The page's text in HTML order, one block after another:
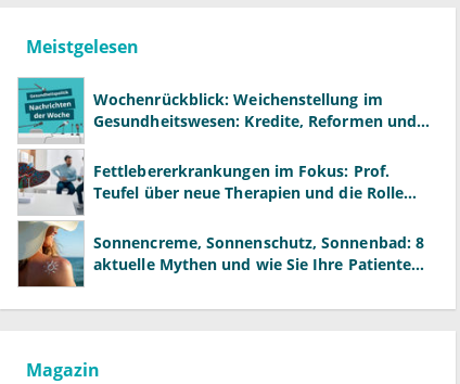
Meistgelesen
Wochenrückblick: Weichenstellung im
Gesundheitswesen: Kredite, Reformen und
Fettlebererkrankungen im Fokus: Prof.
Teufel über neue Therapien und die Rolle
Sonnencreme, Sonnenschutz, Sonnenbad: 8
aktuelle Mythen und wie Sie Ihre Patienten
Magazin